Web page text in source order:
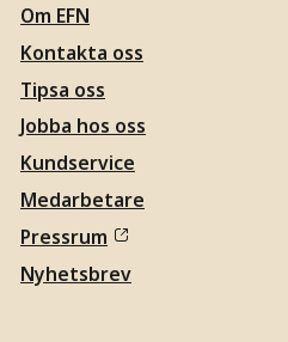
Om EFN
Kontakta oss
Tipsa oss
Jobba hos oss
Kundservice
Medarbetare
Pressrum
Nyhetsbrev